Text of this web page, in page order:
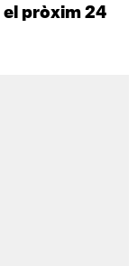
el pròxim 24